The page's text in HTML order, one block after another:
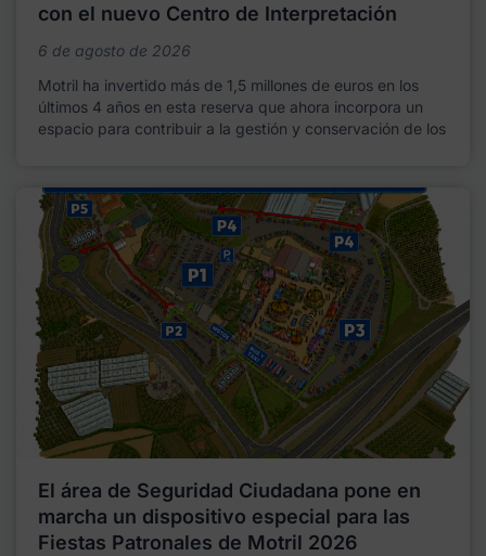
con el nuevo Centro de Interpretación
6 de agosto de 2026
Motril ha invertido más de 1,5 millones de euros en los
últimos 4 años en esta reserva que ahora incorpora un
espacio para contribuir a la gestión y conservación de los
El área de Seguridad Ciudadana pone en
marcha un dispositivo especial para las
Fiestas Patronales de Motril 2026